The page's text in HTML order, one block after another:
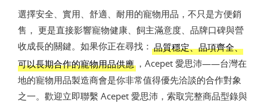
選擇安全、實用、舒適、耐用的寵物用品，不只是方便銷
售， 更是直接影響寵物健康、飼主滿意度、品牌口碑與營
收成長的關鍵。如果你正在尋找： 品質穩定、品項齊全、
可以長期合作的寵物用品供應 ，Acepet 愛思沛——台灣在
地的寵物用品製造商會是你非常值得優先洽談的合作對象
之一。歡迎立即聯繫 Acepet 愛思沛，索取完整商品型錄與